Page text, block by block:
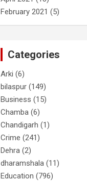
February 2021 (5)
Categories
Arki (6)
bilaspur (149)
Business (15)
Chamba (6)
Chandigarh (1)
Crime (241)
Dehra (2)
dharamshala (11)
Education (796)